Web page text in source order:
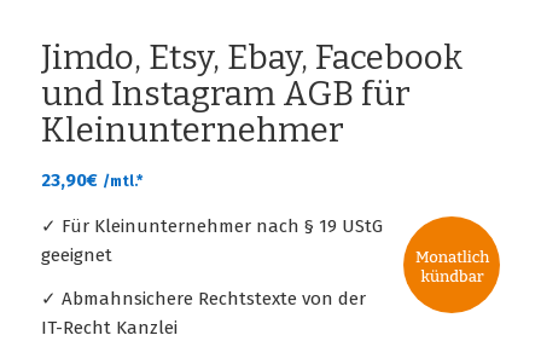
Jimdo, Etsy, Ebay, Facebook
und Instagram AGB für
Kleinunternehmer
23,90€ /mtl.*
✓ Für Kleinunternehmer nach § 19 UStG
geeignet
✓ Abmahnsichere Rechtstexte von der
IT-Recht Kanzlei